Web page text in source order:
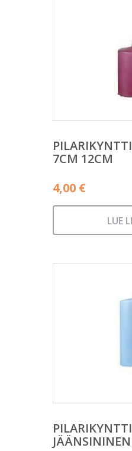
7CM 12CM
4,00 €
LUE